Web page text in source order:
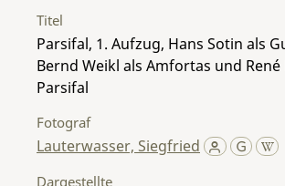
Titel
Parsifal, 1. Aufzug, Hans Sotin als
Bernd Weikl als Amfortas und René
Parsifal
Fotograf
Lauterwasser, Siegfried
Dargestellte